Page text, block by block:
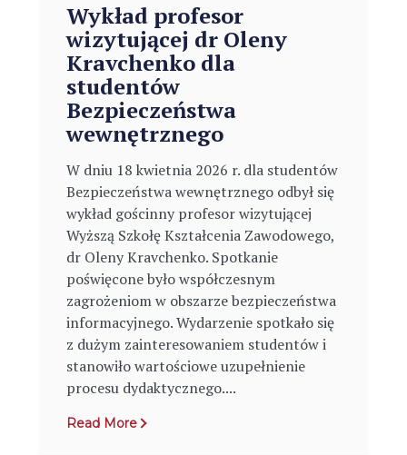
Wykład profesor
wizytującej dr Oleny
Kravchenko dla
studentów
Bezpieczeństwa
wewnętrznego
W dniu 18 kwietnia 2026 r. dla studentów
Bezpieczeństwa wewnętrznego odbył się
wykład gościnny profesor wizytującej
Wyższą Szkołę Kształcenia Zawodowego,
dr Oleny Kravchenko. Spotkanie
poświęcone było współczesnym
zagrożeniom w obszarze bezpieczeństwa
informacyjnego. Wydarzenie spotkało się
z dużym zainteresowaniem studentów i
stanowiło wartościowe uzupełnienie
procesu dydaktycznego....
Read More